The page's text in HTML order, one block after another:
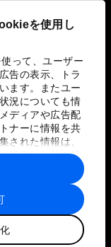
を使用し
って、ユーザー
告の表示、トラ
ます。またユー
況についても情
ディアや広告配
ナーに情報を共
された情報は、
提供した他の情
スを使用した際
わされ、各パー
ことがありま